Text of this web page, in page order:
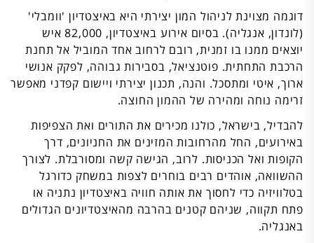
דוגמה מצוינת לניהול המון יצירתי היא באיצטדיון 'וומבלי'
(לונדון, אנגליה). בסיום אירוע באיצטדיון, 82,000 איש
יוצאים ממנו בו זמנית, רובם לרחוב אחד המוביל אל תחנת
הרכבת התחתית. פוטנציאל, בסבירות גבוהה, לפקק אנושי
ארוך, איטי ומתסכל. והנה, תכנון יצירתי ויישום קפדני מאפשר
זרימה נוחה ומהירה של ההמון החוצה.
להבדיל, בישראל, כולנו מכירים את התורים ואת הצפיפות
באירועים, החל מהרחובות המזינים את החניונים, דרך
הקופות ואל הכניסות. לרוב, הגישה קשה ומסורבלת. לצורך
ההשוואה, אוהדים רבים בוחרים לצפות במשחק כדורגל
בטלוויזיה כדי לחסוך את אותה חוויה באיצטדיון נתניה או
פתח תקווה, שניהם קטנים בהרבה מהאיצטדיונים הגדולים
באנגליה.